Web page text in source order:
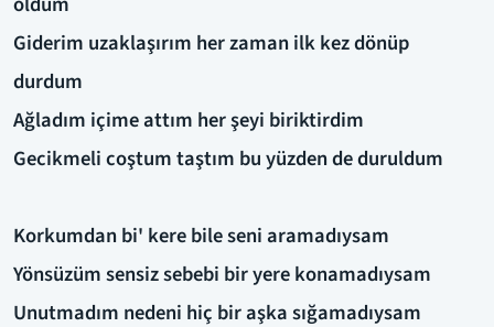
Giderim uzaklaşırım her zaman ilk kez dönüp
durdum
Ağladım içime attım her şeyi biriktirdim
Gecikmeli coştum taştım bu yüzden de duruldum
Korkumdan bi' kere bile seni aramadıysam
Yönsüzüm sensiz sebebi bir yere konamadıysam
Unutmadım nedeni hiç bir aşka sığamadıysam